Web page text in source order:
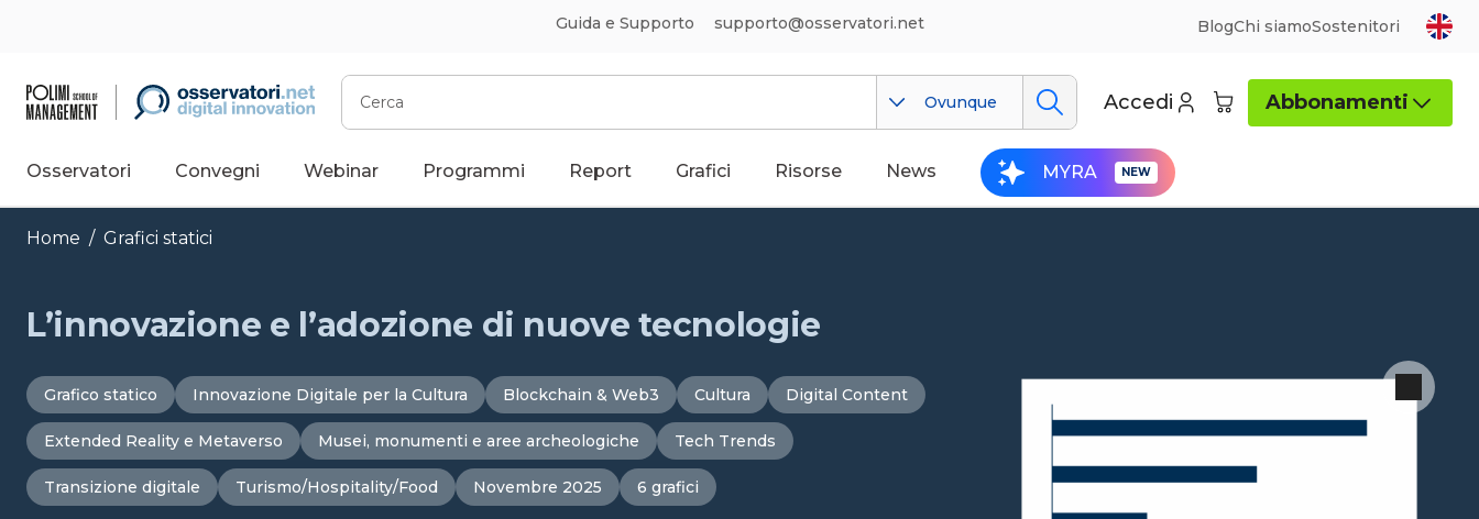
Guida e Supporto supporto@osservatori.net BlogChi siamoSostenitori
Cerca
Ovunque Accedi Abbonamenti
Osservatori Convegni Webinar Programmi Report Grafici Risorse News MYRA
Home / Grafici statici
L’innovazione e l’adozione di nuove tecnologie
Grafico statico Innovazione Digitale per la Cultura Blockchain & Web3 Cultura Digital Content
Extended Reality e Metaverso Musei, monumenti e aree archeologiche Tech Trends
Transizione digitale Turismo/Hospitality/Food Novembre 2025 6 grafici